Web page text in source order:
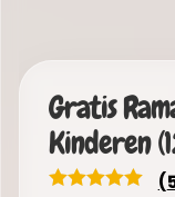
Gratis
Kinderen
(